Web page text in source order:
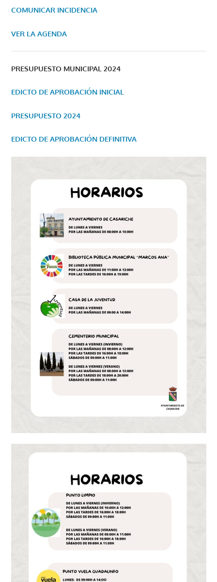
COMUNICAR INCIDENCIA
VER LA AGENDA
PRESUPUESTO MUNICIPAL 2024
EDICTO DE APROBACIÓN INICIAL
PRESUPUESTO 2024
EDICTO DE APROBACIÓN DEFINITIVA